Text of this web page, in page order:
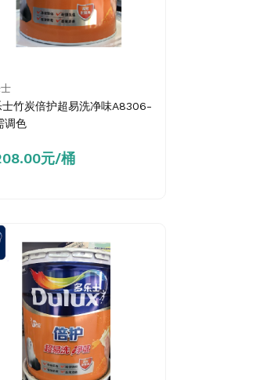
士竹炭倍护超易洗净味A8306-
调色
元/桶